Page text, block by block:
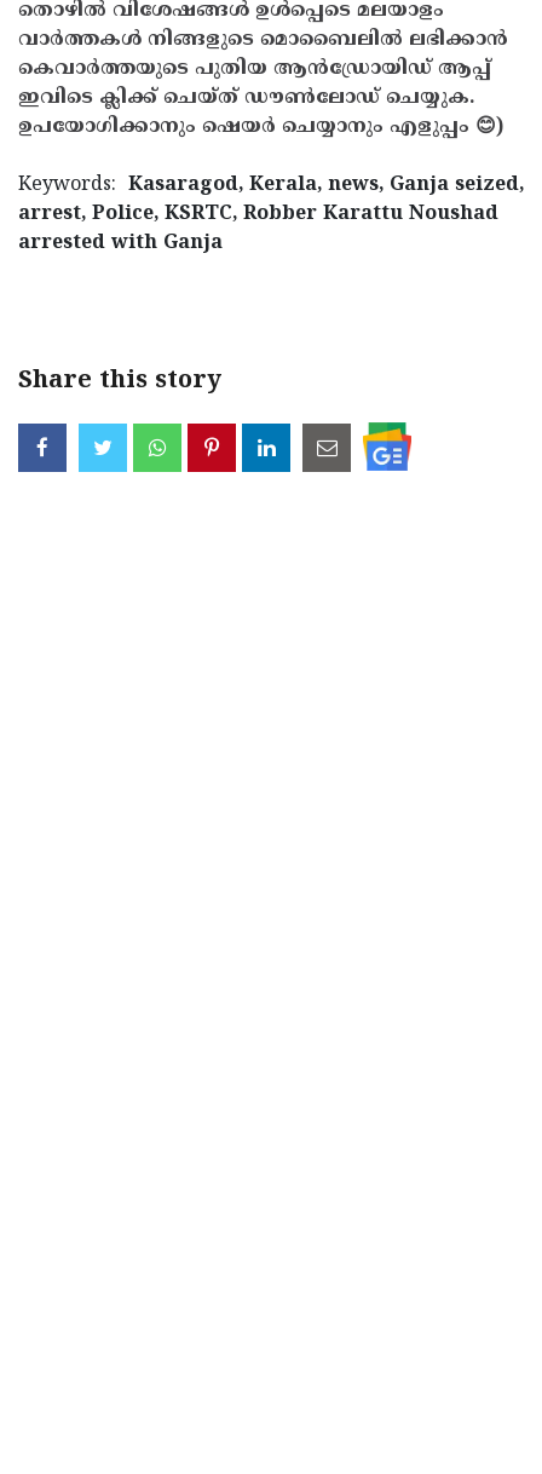
തൊഴിൽ വിശേഷങ്ങൾ ഉൾപ്പെടെ മലയാളം
വാർത്തകൾ നിങ്ങളുടെ മൊബൈലിൽ ലഭിക്കാൻ
കെവാർത്തയുടെ പുതിയ ആൻഡ്രോയിഡ് ആപ്പ്
ഇവിടെ ക്ലിക്ക് ചെയ്ത് ഡൗൺലോഡ് ചെയ്യുക.
ഉപയോഗിക്കാനും ഷെയർ ചെയ്യാനും എളുപ്പം 😊)
Keywords: Kasaragod, Kerala, news, Ganja seized,
arrest, Police, KSRTC, Robber Karattu Noushad
arrested with Ganja
Share this story